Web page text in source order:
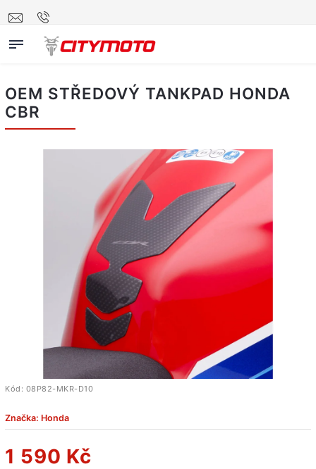
OEM STŘEDOVÝ TANKPAD HONDA
CBR
Kód: 08P82-MKR-D10
Značka: Honda
1 590 Kč